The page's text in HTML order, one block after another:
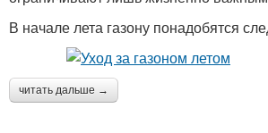
В начале лета газону понадобятся
читать дальше →